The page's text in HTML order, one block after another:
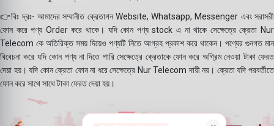
👉বিঃ দ্রঃ- আমাদের সম্মানীত ক্রেতাগন Website, Whatsapp, Messenger এবং সরাসরী
ফোন করে পণ্য Order করে থাকে। যদি কোন পণ্য stock এ না থাকে সেক্ষেত্রে ক্রেতা Nur
Telecom কে অতিরিক্ত সময় দিয়েও পণ্যটি নিতে আগ্রহ প্রকাশ করে থাকেন। পণ্যের গুনগত মান
বিবেচনা করে যদি কোন পণ্য না দিতে পারি সেক্ষেত্রে ক্রেতাকে ফোন করে অগ্রিম নেওয়া টাকা ফেরত
দেয়া হয়। যদি কোন ক্রেতা ফোন না ধরে সেক্ষেত্রে Nur Telecom দায়ী নয়। ক্রেতা যদি পরবর্তীতে
ফোন করে সাথে সাথে টাকা ফেরত দেয়া হয়।